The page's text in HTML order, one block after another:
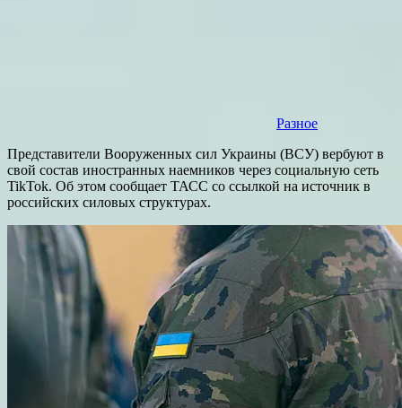
Разное
Представители Вооруженных сил Украины (ВСУ) вербуют в
свой состав иностранных наемников через социальную сеть
TikTok. Об этом сообщает ТАСС со ссылкой на источник в
российских силовых структурах.